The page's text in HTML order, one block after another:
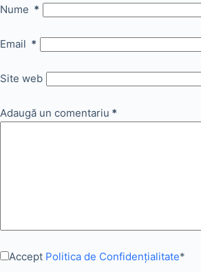
Nume *
Email *
Site web
Adaugă un comentariu *
Accept Politica de Confidențialitate*